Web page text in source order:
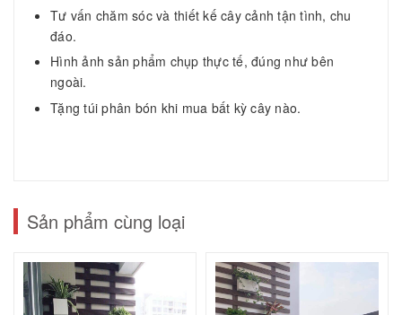
Tư vấn chăm sóc và thiết kế cây cảnh tận tình, chu
đáo.
Hình ảnh sản phẩm chụp thực tế, đúng như bên
ngoài.
Tặng túi phân bón khi mua bất kỳ cây nào.
Sản phẩm cùng loại